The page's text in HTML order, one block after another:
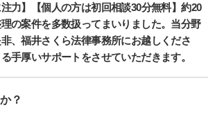
注力】【個人の方は初回相談30分無料】約20
の案件を多数扱ってまいりました。当分野
、福井さくら法律事務所にお越しくださ
手厚いサポートをさせていただきます。
？